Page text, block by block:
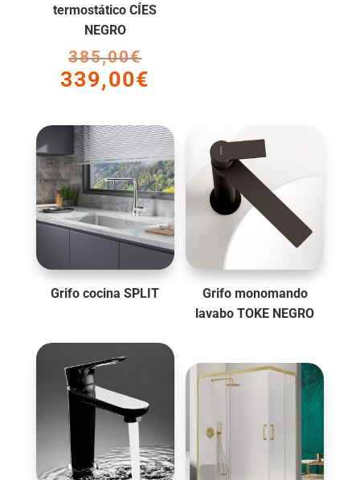
termostático CÍES
NEGRO
385,00€El
precio
385,00€.
339,00€
es:
339,00€.
Grifo cocina SPLIT
Grifo monomando
lavabo TOKE NEGRO